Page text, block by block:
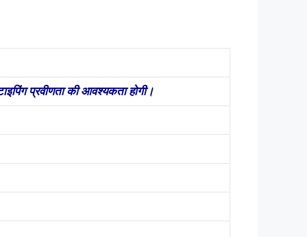
प्रवीणता की आवश्यकता होगी।